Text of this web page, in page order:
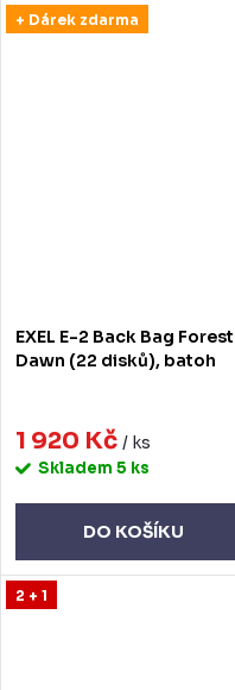
+ Dárek zdarma
EXEL E-2 Back Bag Forest
Dawn (22 disků), batoh
1 920 Kč / ks
Skladem 5 ks
DO KOŠÍKU
2 + 1